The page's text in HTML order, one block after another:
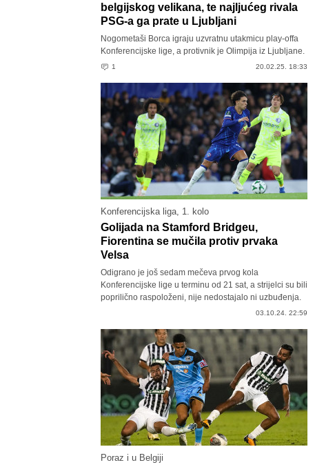
belgijskog velikana, te najljućeg rivala
PSG-a ga prate u Ljubljani
Nogometaši Borca igraju uzvratnu utakmicu play-offa
Konferencijske lige, a protivnik je Olimpija iz Ljubljane.
1 20.02.25. 18:33
Konferencijska liga, 1. kolo
Golijada na Stamford Bridgeu,
Fiorentina se mučila protiv prvaka
Velsa
Odigrano je još sedam mečeva prvog kola
Konferencijske lige u terminu od 21 sat, a strijelci su bili
poprilično raspoloženi, nije nedostajalo ni uzbuđenja.
03.10.24. 22:59
Poraz i u Belgiji